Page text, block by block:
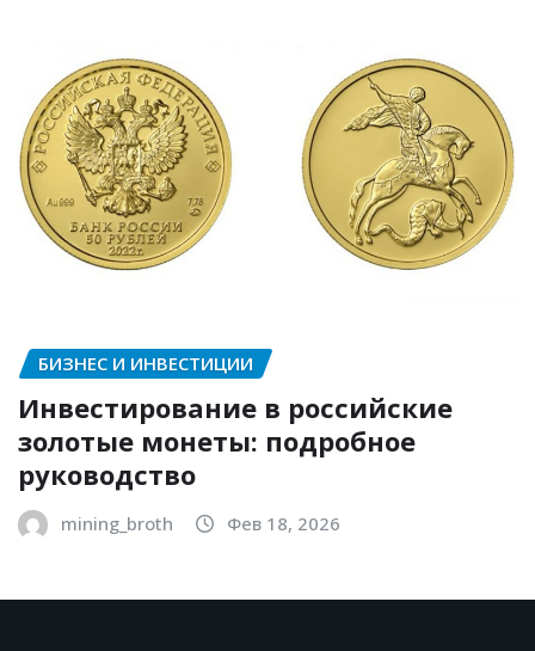
БИЗНЕС И ИНВЕСТИЦИИ
Инвестирование в российские
золотые монеты: подробное
руководство
mining_broth Фев 18, 2026